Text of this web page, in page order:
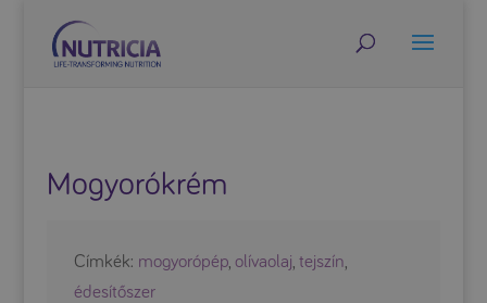
Mogyorókrém
Címkék: mogyorópép, olívaolaj, tejszín,
édesítőszer